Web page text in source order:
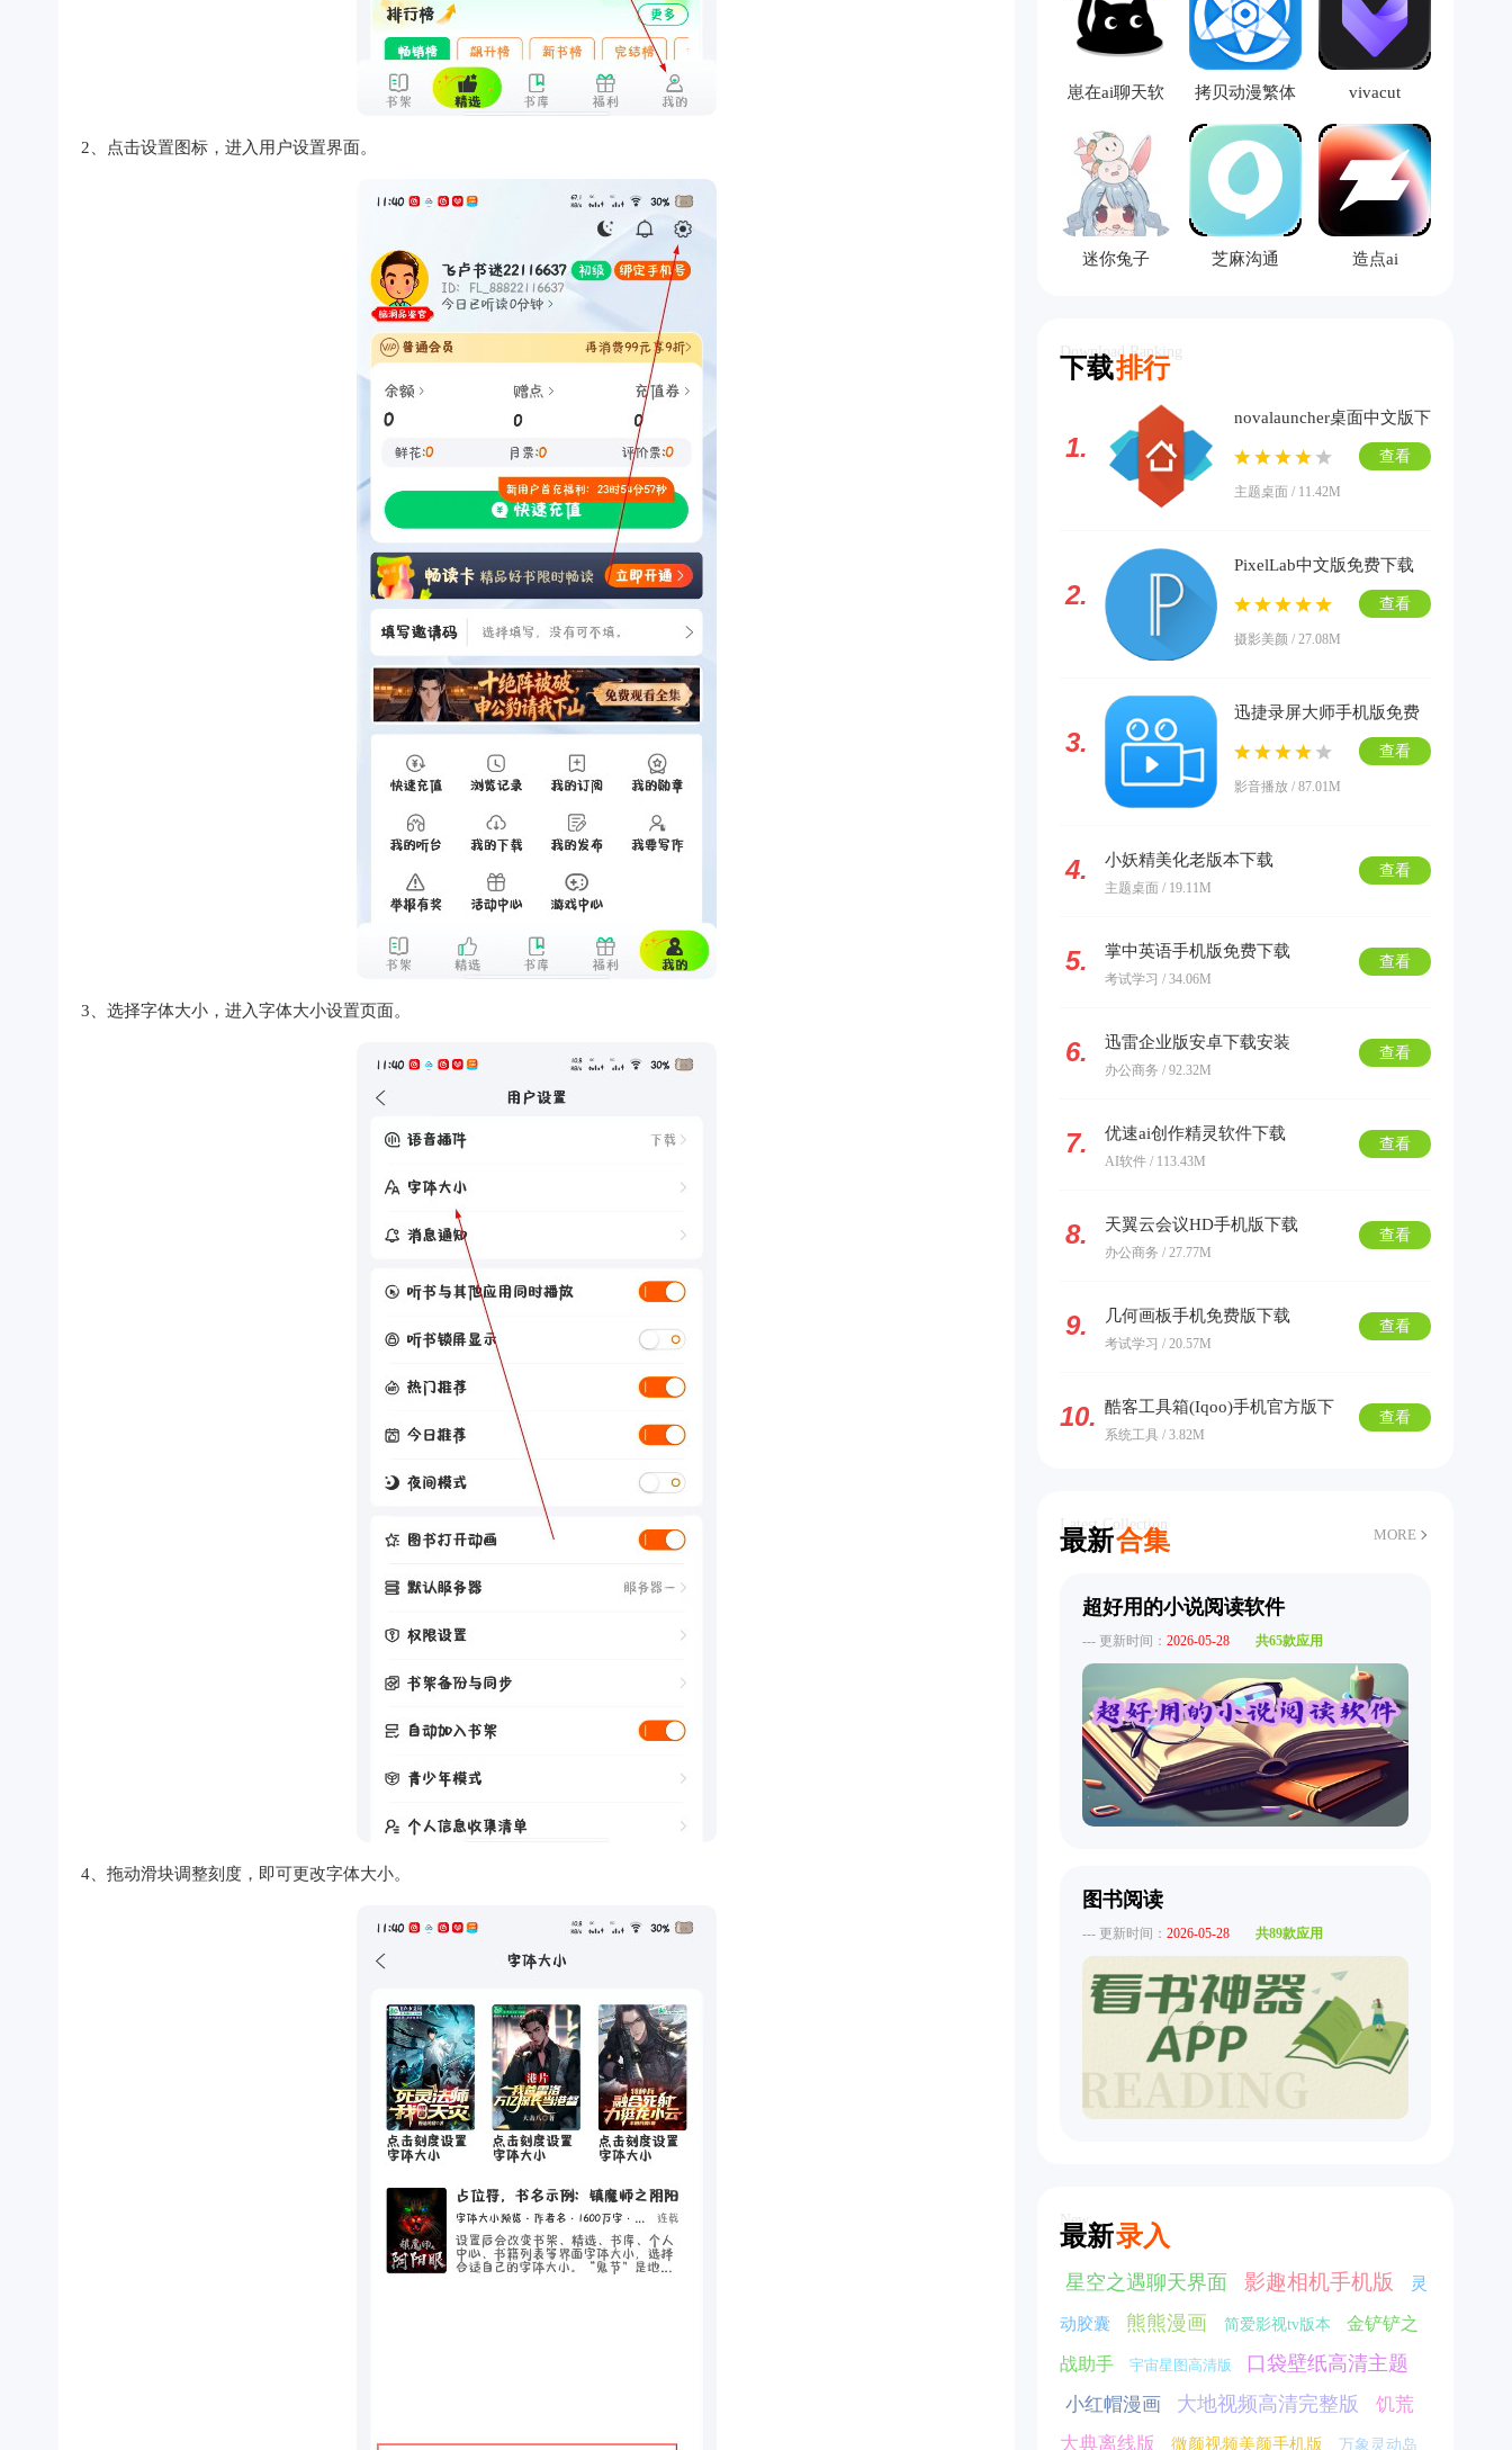
2、点击设置图标，进入用户设置界面。
3、选择字体大小，进入字体大小设置页面。
4、拖动滑块调整刻度，即可更改字体大小。
崽在ai聊天软
拷贝动漫繁体
版
vivacut
迷你兔子 芝麻沟通 造点ai
下载排行
Download Ranking
1.
novalauncher桌面中文版下
载
主题桌面 / 11.42M
查看
2.
PixelLab中文版免费下载
摄影美颜 / 27.08M
查看
3.
迅捷录屏大师手机版免费
下载
影音播放 / 87.01M
查看
4. 小妖精美化老版本下载
主题桌面 / 19.11M
查看
5. 掌中英语手机版免费下载
考试学习 / 34.06M
查看
6. 迅雷企业版安卓下载安装
办公商务 / 92.32M
查看
7. 优速ai创作精灵软件下载
AI软件 / 113.43M
查看
8. 天翼云会议HD手机版下载
办公商务 / 27.77M
查看
9. 几何画板手机免费版下载
考试学习 / 20.57M
查看
10. 酷客工具箱(Iqoo)手机官方版下
载
系统工具 / 3.82M
查看
最新合集
Latest Collection
MORE
超好用的小说阅读软件
--- 更新时间： 2026-05-28 共65款应用
图书阅读
--- 更新时间： 2026-05-28 共89款应用
最新录入
New
星空之遇聊天界面 影趣相机手机版 灵
动胶囊 熊熊漫画 简爱影视tv版本 金铲铲之
战助手 宇宙星图高清版 口袋壁纸高清主题
小红帽漫画 大地视频高清完整版
饥荒
大典离线版
微颜视频美颜手机版 万象灵动岛